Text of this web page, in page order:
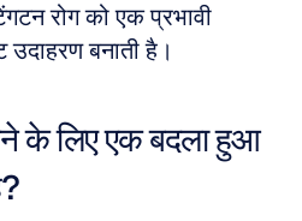
रोग को एक प्रभावी
बनाती है।
के लिए एक बदला हुआ